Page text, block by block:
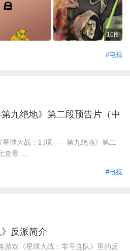
10图
#电视
九绝地》第二段预告片（中
星球大战：幻境——第九绝地》第二
看 ...
#电视
》反派简介
游戏《星球大战：零号连队》里的反